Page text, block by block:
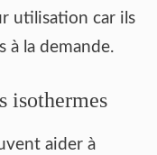
utilisation car ils
à la demande.
isothermes
aider à